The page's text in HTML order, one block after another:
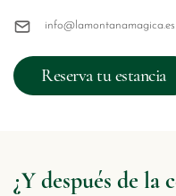
info@lamontanamagica.es
Reserva tu estancia
¿Y después de la